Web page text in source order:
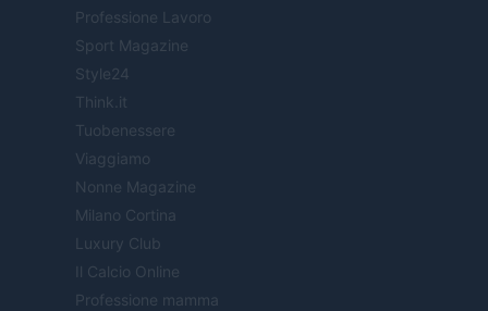
Professione Lavoro
Sport Magazine
Style24
Think.it
Tuobenessere
Viaggiamo
Nonne Magazine
Milano Cortina
Luxury Club
Il Calcio Online
Professione mamma